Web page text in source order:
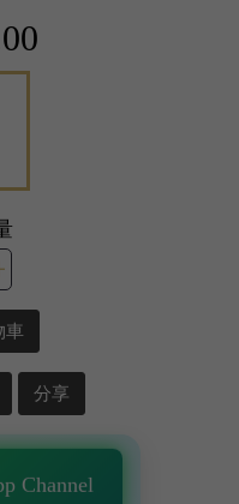
車
分享
Channel